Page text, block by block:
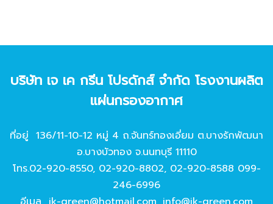
บริษัท เจ เค กรีน โปรดักส์ จํากัด โรงงานผลิต
แผ่นกรองอากาศ
ที่อยู่ 136/11-10-12 หมู่ 4 ถ.จันทร์ทองเอี่ยม ต.บางรักพัฒนา
อ.บางบัวทอง จ.นนทบุรี 11110
โทร.02-920-8550, 02-920-8802, 02-920-8588 099-
246-6996